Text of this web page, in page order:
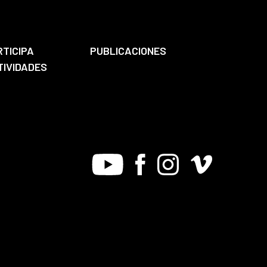
PUBLICACIONES
Youtube FacebookInstagram
Vimeo